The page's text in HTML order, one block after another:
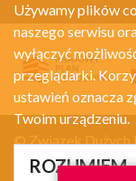
© Związek Dużych
Polityka
Używamy plików
naszego serwisu
wyłączyć
przeglądarki.
ustawień oznacza
Twoim urządzeniu.
ROZUMIEM